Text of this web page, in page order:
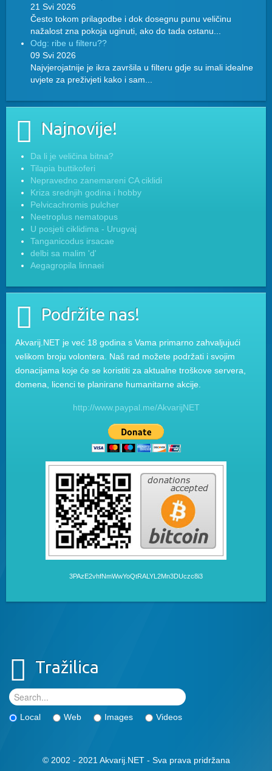
21 Svi 2026
Često tokom prilagodbe i dok dosegnu punu veličinu
nažalost zna pokoja uginuti, ako do tada ostanu...
Odg: ribe u filteru??
09 Svi 2026
Najvjerojatnije je ikra završila u filteru gdje su imali idealne
uvjete za preživjeti kako i sam...
Najnovije!
Da li je veličina bitna?
Tilapia buttikoferi
Nepravedno zanemareni CA ciklidi
Kriza srednjih godina i hobby
Pelvicachromis pulcher
Neetroplus nematopus
U posjeti ciklidima - Urugvaj
Tanganicodus irsacae
delbi sa malim 'd'
Aegagropila linnaei
Podržite nas!
Akvarij.NET je već 18 godina s Vama primarno zahvaljujući
velikom broju volontera. Naš rad možete podržati i svojim
donacijama koje će se koristiti za aktualne troškove servera,
domena, licenci te planirane humanitarne akcije.
http://www.paypal.me/AkvarijNET
3PAzE2vhfNmWwYoQtRALYL2Mn3DUczc8i3
Tražilica
Local Web Images Videos
© 2002 - 2021 Akvarij.NET - Sva prava pridržana